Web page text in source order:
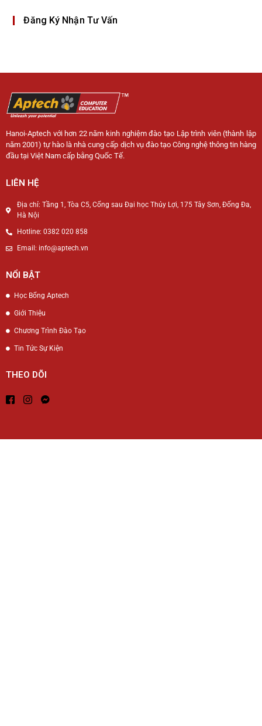
Đăng Ký Nhận Tư Vấn
Hanoi-Aptech với hơn 22 năm kinh nghiệm đào tạo Lập trình viên (thành lập
năm 2001) tự hào là nhà cung cấp dịch vụ đào tạo Công nghệ thông tin hàng
đầu tại Việt Nam cấp bằng Quốc Tế.
LIÊN HỆ
Địa chỉ: Tầng 1, Tòa C5, Cổng sau Đại học Thủy Lợi, 175 Tây Sơn, Đống Đa,
Hà Nội
Hotline: 0382 020 858
Email: info@aptech.vn
NỔI BẬT
Học Bổng Aptech
Giới Thiệu
Chương Trình Đào Tạo
Tin Tức Sự Kiện
THEO DÕI